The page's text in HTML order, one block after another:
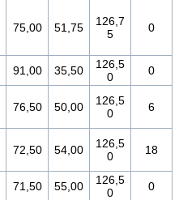
75,00 51,75
126,7
5
0
91,00 35,50
126,5
0
0
76,50 50,00
126,5
0
6
72,50 54,00
126,5
0
18
71,50 55,00
126,5
0
0